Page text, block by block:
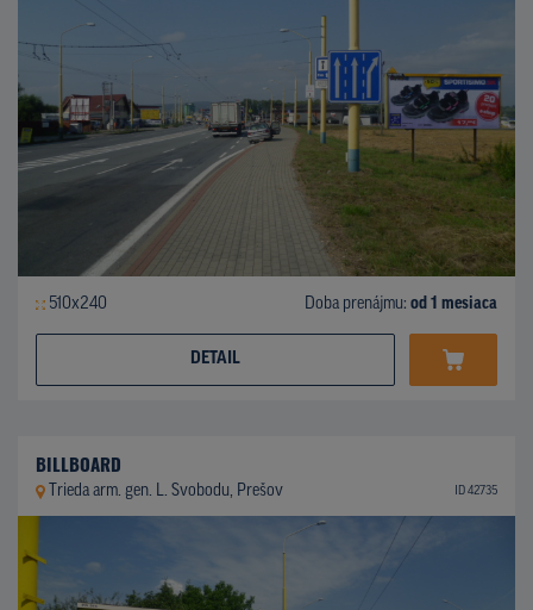
510x240 Doba prenájmu: od 1 mesiaca
DETAIL
BILLBOARD
Trieda arm. gen. L. Svobodu, Prešov ID 42735